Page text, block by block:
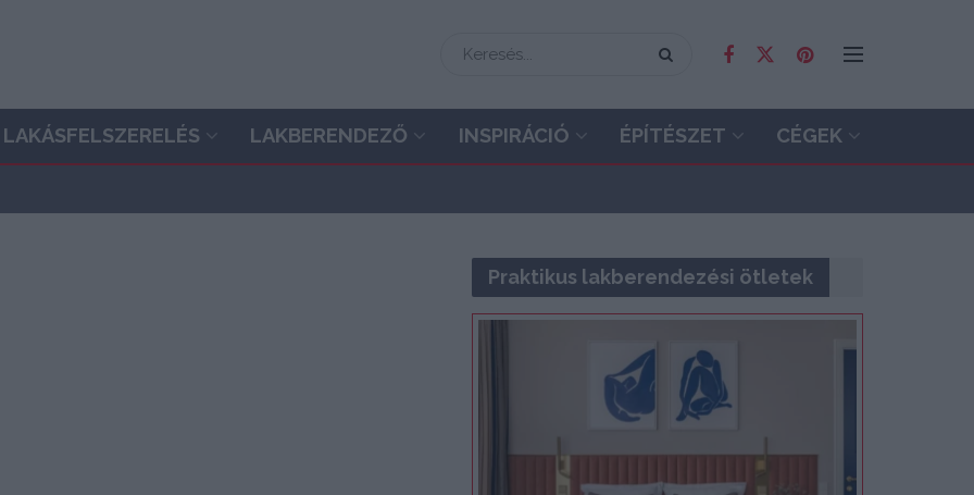
LAKÁSFELSZERELÉS LAKBERENDEZŐ INSPIRÁCIÓ ÉPÍTÉSZET CÉGEK
Praktikus lakberendezési ötletek